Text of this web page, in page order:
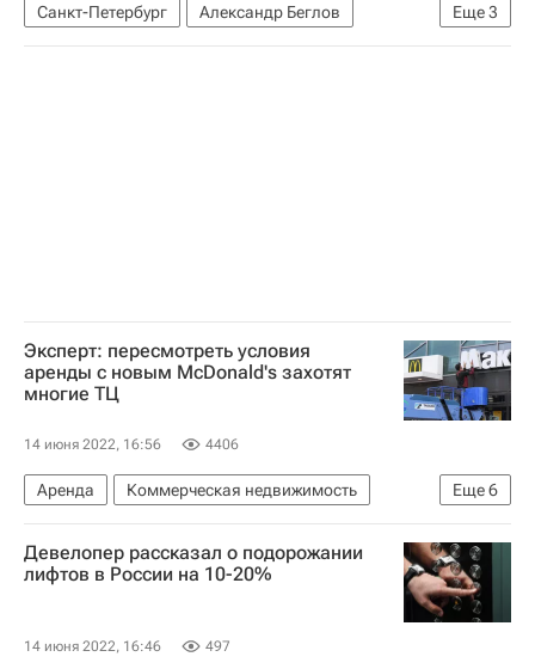
Еще3
Санкт-Петербург
Александр Беглов
Россия
Газпром Нева (река)
Эксперт: пересмотреть условия
аренды с новым McDonald's захотят
многие ТЦ
14 июня 2022, 16:56 4406
Еще6
Аренда
Коммерческая недвижимость
McDonald's Corporation
Россия
Белоруссия
Казахстан
Девелопер рассказал о подорожании
лифтов в России на 10-20%
14 июня 2022, 16:46 497